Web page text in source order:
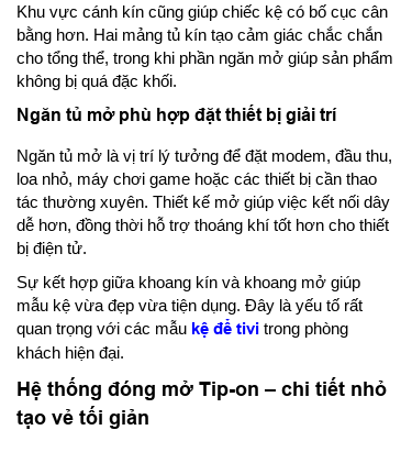
Khu vực cánh kín cũng giúp chiếc kệ có bố cục cân
bằng hơn. Hai mảng tủ kín tạo cảm giác chắc chắn
cho tổng thể, trong khi phần ngăn mở giúp sản phẩm
không bị quá đặc khối.
Ngăn tủ mở phù hợp đặt thiết bị giải trí
Ngăn tủ mở là vị trí lý tưởng để đặt modem, đầu thu,
loa nhỏ, máy chơi game hoặc các thiết bị cần thao
tác thường xuyên. Thiết kế mở giúp việc kết nối dây
dễ hơn, đồng thời hỗ trợ thoáng khí tốt hơn cho thiết
bị điện tử.
Sự kết hợp giữa khoang kín và khoang mở giúp
mẫu kệ vừa đẹp vừa tiện dụng. Đây là yếu tố rất
quan trọng với các mẫu kệ để tivi trong phòng
khách hiện đại.
Hệ thống đóng mở Tip-on – chi tiết nhỏ
tạo vẻ tối giản